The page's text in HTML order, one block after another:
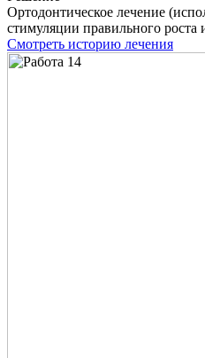
Ортодонтическое лечение
стимуляции правильного роста
Смотреть историю лечения